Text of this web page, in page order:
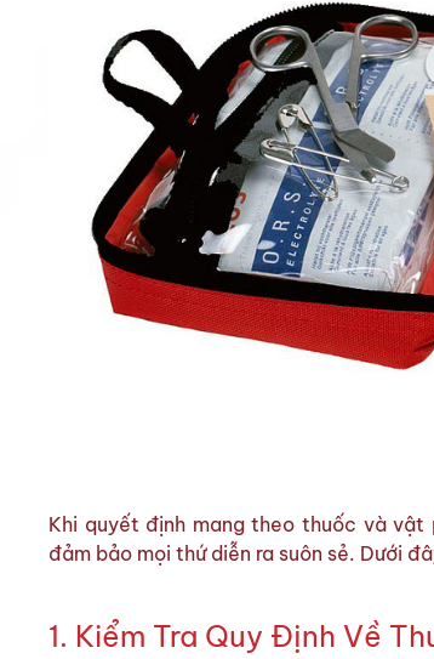
Khi quyết định mang theo thuốc và
đảm bảo mọi thứ diễn ra suôn sẻ. Dưới
1. Kiểm Tra Quy Định Về